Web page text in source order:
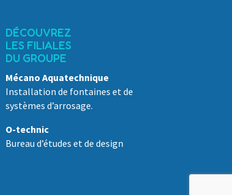
DÉCOUVREZ
LES FILIALES
DU GROUPE
Mécano Aquatechnique
Installation de fontaines et de
systèmes d’arrosage.
O-technic
Bureau d’études et de design